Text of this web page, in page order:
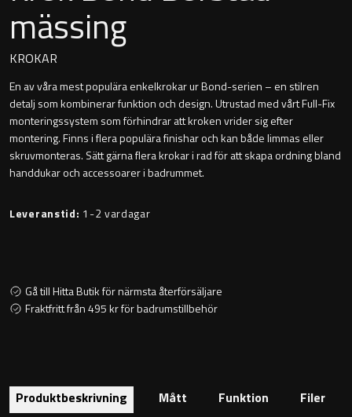
Heltäckande handfat
Underlimmat handfat
Handfat med piedestal
Blandare
Bottenventiler
Golvstående toalettstol
Montana
Orlando
Signature
Stockholm
mässing
KROKAR
En av våra mest populära enkelkrokar ur Bond-serien – en stilren
detalj som kombinerar funktion och design. Utrustad med vårt Full-Fix
monteringssystem som förhindrar att kroken vrider sig efter
montering. Finns i flera populära finishar och kan både limmas eller
skruvmonteras. Sätt gärna flera krokar i rad för att skapa ordning bland
handdukar och accessoarer i badrummet.
Leveranstid: 1-2 vardagar
Gå till Hitta Butik för närmsta återförsäljare
Fraktfritt från 495 kr för badrumstillbehör
Produktbeskrivning Mått Funktion Filer